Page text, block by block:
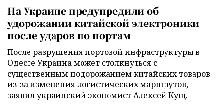
На Украине предупредили об
удорожании китайской электроники
после ударов по портам
После разрушения портовой инфраструктуры в
Одессе Украина может столкнуться с
существенным подорожанием китайских товаров
из-за изменения логистических маршрутов,
заявил украинский экономист Алексей Кущ.